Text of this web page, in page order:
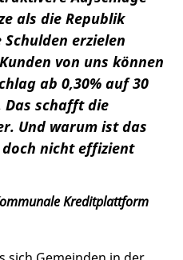
als die Republik
erzielen
von uns können
ab 0,30% auf 30
Das schafft die
Und warum ist das
nicht effizient
Kreditplattform